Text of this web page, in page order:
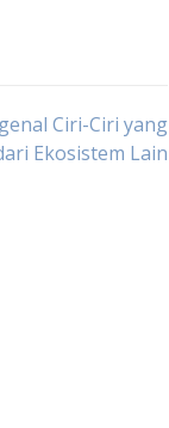
Ciri-Ciri yang
Ekosistem Lain